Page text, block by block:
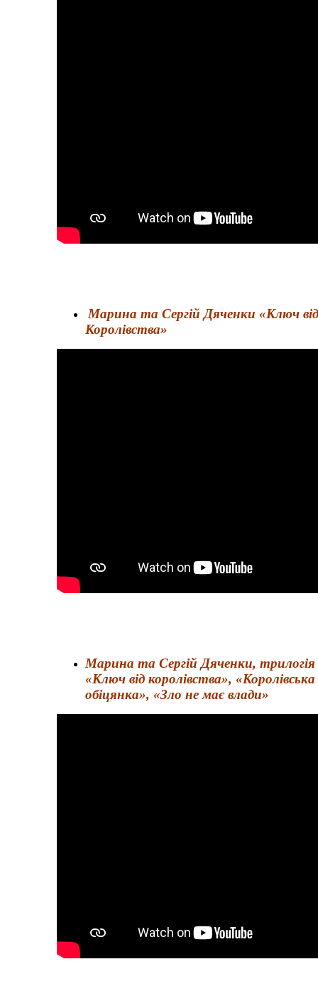
Марина та Сергій Дяченки «Ключ від
Королівства»
Марина та Сергій Дяченки, трилогія
«Ключ від королівства», «Королівська
обіцянка», «Зло не має влади»